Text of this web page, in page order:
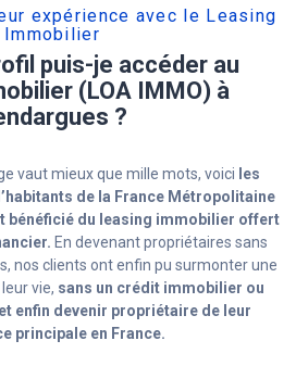
expérience avec le Leasing
Immobilier
puis-je accéder au
(LOA IMMO) à
?
vaut mieux que mille mots, voici les
de la France Métropolitaine
bénéficié du leasing immobilier offert
En devenant propriétaires sans
nos clients ont enfin pu surmonter une
vie, sans un crédit immobilier ou
et enfin devenir propriétaire de leur
principale en France.